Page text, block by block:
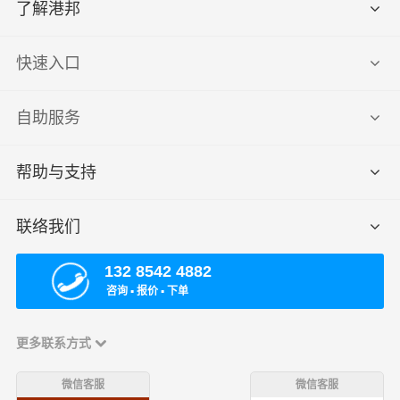
了解港邦
快速入口
自助服务
帮助与支持
联络我们
132 8542 4882
咨询 ▪ 报价 ▪ 下单
更多联系方式
微信客服 微信客服